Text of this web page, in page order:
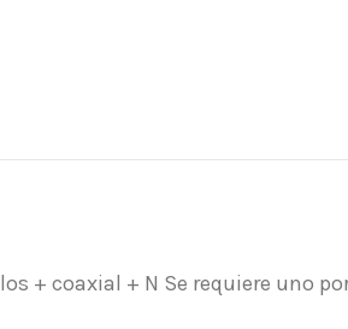
+ coaxial + N Se requiere uno